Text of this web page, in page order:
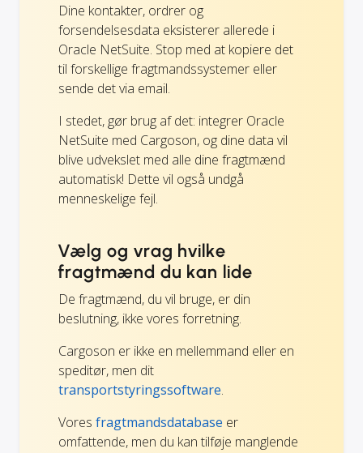
Dine kontakter, ordrer og
forsendelsesdata eksisterer allerede i
Oracle NetSuite. Stop med at kopiere det
til forskellige fragtmandssystemer eller
sende det via email.
I stedet, gør brug af det: integrer Oracle
NetSuite med Cargoson, og dine data vil
blive udvekslet med alle dine fragtmænd
automatisk! Dette vil også undgå
menneskelige fejl.
Vælg og vrag hvilke
fragtmænd du kan lide
De fragtmænd, du vil bruge, er din
beslutning, ikke vores forretning.
Cargoson er ikke en mellemmand eller en
speditør, men dit
transportstyringssoftware.
Vores fragtmandsdatabase er
omfattende, men du kan tilføje manglende